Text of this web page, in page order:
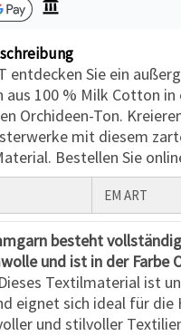
entdecken Sie ein
aus 100 % Milk Cotton in
Orchideen-Ton.
mit diesem
Bestellen Sie
EM ART
besteht
und ist in der Farbe
Dieses Textilmaterial ist
eignet sich ideal für die
und stilvoller